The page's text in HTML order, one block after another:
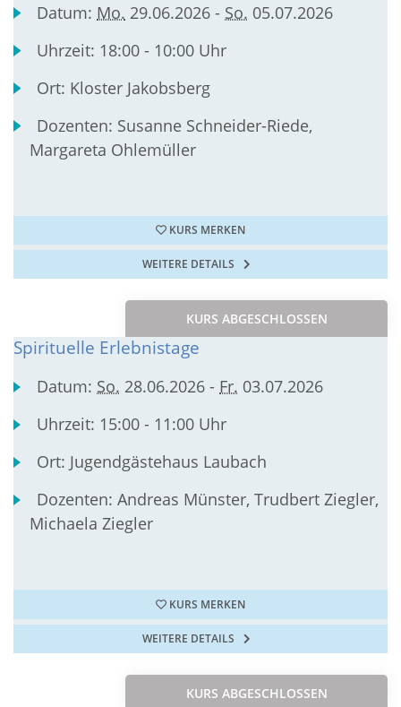
Datum: Mo. 29.06.2026 - So. 05.07.2026
Uhrzeit: 18:00 - 10:00 Uhr
Ort: Kloster Jakobsberg
Dozenten: Susanne Schneider-Riede,
Margareta Ohlemüller
KURS MERKEN
WEITERE DETAILS
KURS ABGESCHLOSSEN
Spirituelle Erlebnistage
Datum: So. 28.06.2026 - Fr. 03.07.2026
Uhrzeit: 15:00 - 11:00 Uhr
Ort: Jugendgästehaus Laubach
Dozenten:Andreas Münster, Trudbert Ziegler,
Michaela Ziegler
KURS MERKEN
WEITERE DETAILS
KURS ABGESCHLOSSEN